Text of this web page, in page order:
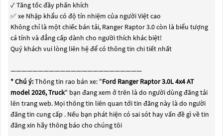
✓ Tăng tốc đầy phấn khích
✅ xe Nhập khẩu có độ tín nhiệm của người Việt cao
Không chỉ là một chiếc bán tải, Ranger Raptor 3.0 còn là biểu tượng
cá tính và đẳng cấp dành cho người thích khác biệt!
Quý khách vui lòng liên hệ để có thông tin chi tiết nhất
————————————————————————
* Chú ý:Thông tin rao bán xe: "Ford Ranger Raptor 3.0L 4x4 AT
model 2026, Truck" bạn đang xem ở trên là do người dùng đăng tải
lên trang web. Mọi thông tin liên quan tới tin đăng này là do người
đăng tin cung cấp . Nếu bạn phát hiện có sai sót hay vấn đề gì về tin
đăng xin hãy thông báo cho chúng tôi